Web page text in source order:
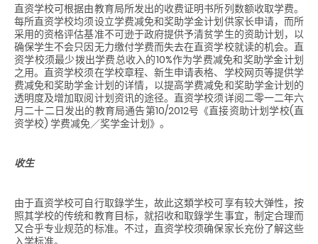
直资学校可根据由教育局所发出的收费证明书所列数额收取学费。
每所直资学校均须设立学费减免和奖助学金计划供家长申请，而所
采用的资格评估基准不可逊于政府提供予清贫学生的资助计划，以
确保学生不会只因无力缴付学费而失去在直资学校就读的机会。直
资学校须最少拨出学费总收入的10%作为学费减免和奖助学金计划
之用。直资学校须在学校章程、新生申请表格、学校网页等提供学
费减免和奖助学金计划的详情，以提高学费减免和奖助学金计划的
透明度及增加取阅计划资讯的途径。直资学校须详阅二零一二年六
月二十二日发出的教育局通告第10/2012号《直接资助计划学校(直
资学校) 学费减免／奖学金计划》。
收生
由于直资学校可自行取錄学生，故此这類学校可享有较大弹性，按
照其学校的传统和教育目标，就招收和取錄学生事宜，制定合理而
又合乎专业规范的标准。不过，直资学校须确保家长充份了解这些
入学标准。